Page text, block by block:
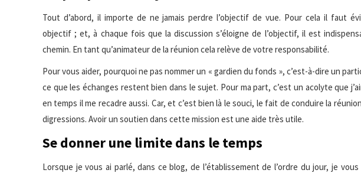
Tout d’abord, il importe de ne jamais perdre l’objectif de vue. Pour cela il faut
objectif ; et, à chaque fois que la discussion s’éloigne de l’objectif, il est
chemin. En tant qu’animateur de la réunion cela relève de votre responsabilité.
Pour vous aider, pourquoi ne pas nommer un « gardien du fonds », c’est-à-dire un
ce que les échanges restent bien dans le sujet. Pour ma part, c’est un acolyte que
en temps il me recadre aussi. Car, et c’est bien là le souci, le fait de conduire la
digressions. Avoir un soutien dans cette mission est une aide très utile.
Se donner une limite dans le temps
Lorsque je vous ai parlé, dans ce blog, de l’établissement de l’ordre du jour, je